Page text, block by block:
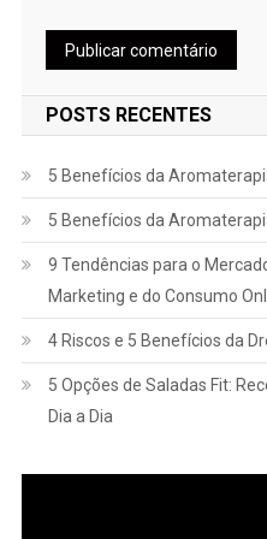
POSTS RECENTES
5 Benefícios da
5 Benefícios da
9 Tendências para o
Marketing e do Consumo
4 Riscos e 5 Benefícios da
5 Opções de Saladas Fit:
Dia a Dia